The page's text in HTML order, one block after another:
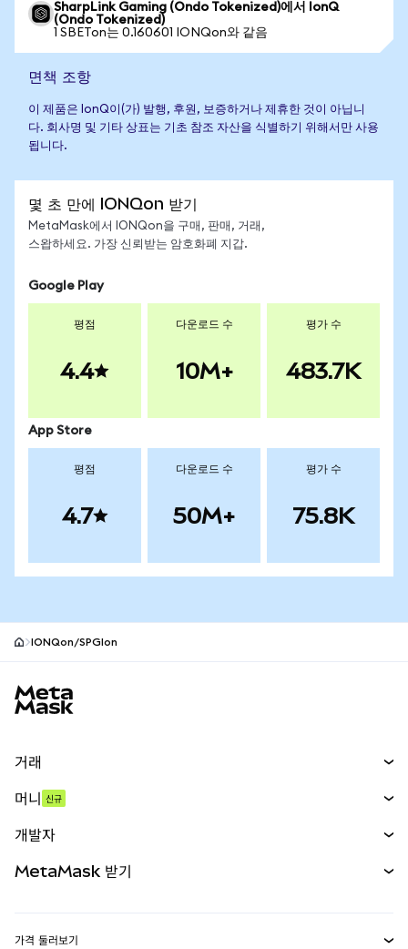
SharpLink Gaming (Ondo Tokenized)에서 IonQ
(Ondo Tokenized)
1 SBETon는 0.160601 IONQon와 같음
면책 조항
이 제품은 IonQ이(가) 발행, 후원, 보증하거나 제휴한 것이 아닙니
다. 회사명 및 기타 상표는 기초 참조 자산을 식별하기 위해서만 사용
됩니다.
몇 초 만에 IONQon 받기
MetaMask에서 IONQon을 구매, 판매, 거래,
스왑하세요. 가장 신뢰받는 암호화폐 지갑.
Google Play
평점
4.4
다운로드 수
10M+
평가 수
483.7K
App Store
평점
4.7
다운로드 수
50M+
평가 수
75.8K
IONQon/SPGIon
거래
무기한 선물
실물자산
머니 신규
개발자
MetaMask 받기
가격 둘러보기